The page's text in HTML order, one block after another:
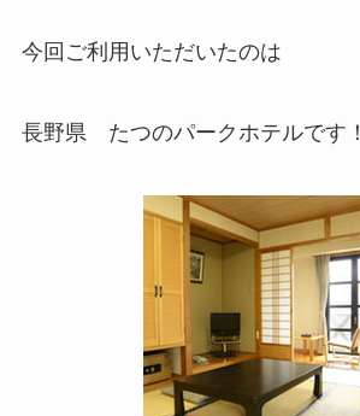
今回ご利用いただいたのは
長野県 たつのパークホテルです！